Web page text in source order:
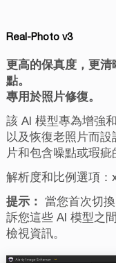
Real-Photo v3
更高的保真度，更
點。
專用於照片修復。
該 AI 模型專為增強
以及恢復老照片而
片和包含噪點或瑕疵
解析度和比例選項：
提示： 當您首次切
訴您這些 AI 模型之
檢視資訊。